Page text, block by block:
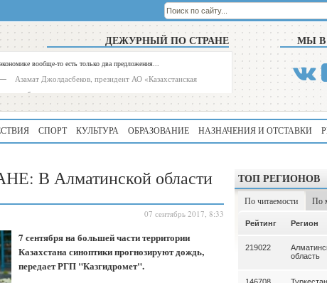
ДЕЖУРНЫЙ ПО СТРАНЕ
вообще-то есть только два предложения...
Азамат Джолдасбеков, президент АО «Казахстанская
биржа»
МЫ В
СПОРТ КУЛЬТУРА ОБРАЗОВАНИЕ НАЗНАЧЕНИЯ И ОТСТАВКИ
В Алматинской области
07 сентябрь 2017, 8:33
7 сентября на большей части территории
Казахстана синоптики прогнозируют дождь,
передает РГП "Казгидромет".
ТОП РЕГИОНОВ
По читаемости По
область
Рейтинг Регион
219022
область